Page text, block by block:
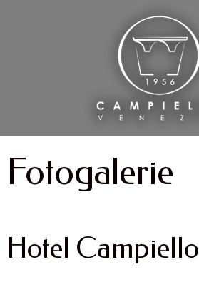
Fotogalerie
Hotel Campiello